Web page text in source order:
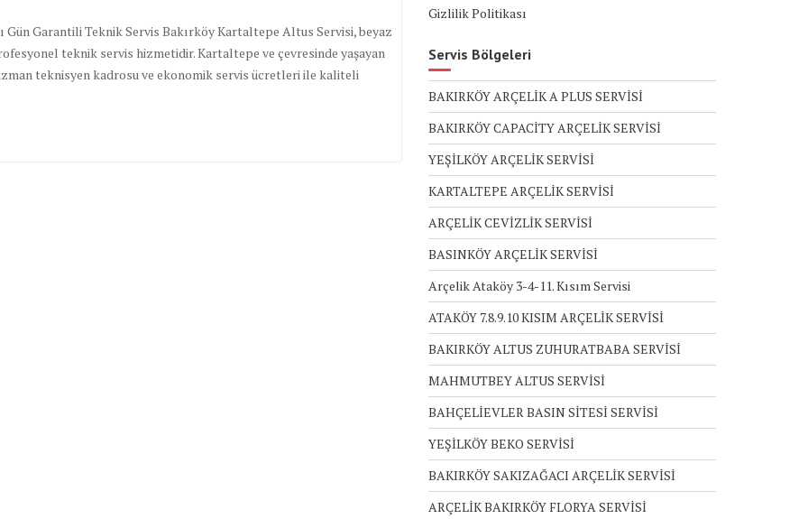
Gün Garantili Teknik Servis Bakırköy Kartaltepe Altus Servisi, beyaz
teknik servis hizmetidir. Kartaltepe ve çevresinde yaşayan
teknisyen kadrosu ve ekonomik servis ücretleri ile kaliteli
Gizlilik Politikası
Servis Bölgeleri
BAKIRKÖY ARÇELİK A PLUS SERVİSİ
BAKIRKÖY CAPACİTY ARÇELİK SERVİSİ
YEŞİLKÖY ARÇELİK SERVİSİ
KARTALTEPE ARÇELİK SERVİSİ
ARÇELİK CEVİZLİK SERVİSİ
BASINKÖY ARÇELİK SERVİSİ
Arçelik Ataköy 3-4-11. Kısım Servisi
ATAKÖY 7.8.9.10 KISIM ARÇELİK SERVİSİ
BAKIRKÖY ALTUS ZUHURATBABA SERVİSİ
MAHMUTBEY ALTUS SERVİSİ
BAHÇELİEVLER BASIN SİTESİ SERVİSİ
YEŞİLKÖY BEKO SERVİSİ
BAKIRKÖY SAKIZAĞACI ARÇELİK SERVİSİ
ARÇELİK BAKIRKÖY FLORYA SERVİSİ